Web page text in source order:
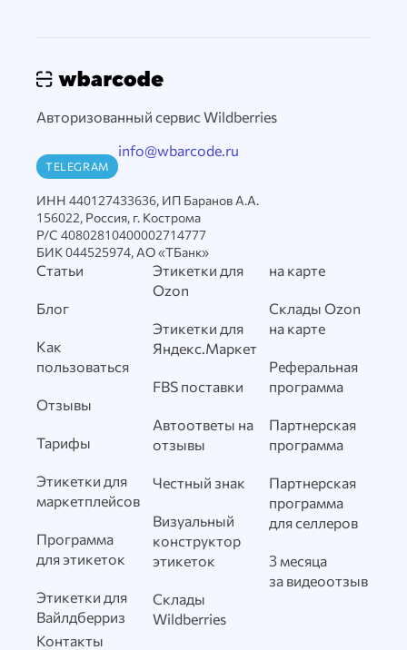
Авторизованный сервис Wildberries
TELEGRAM
info@wbarcode.ru
ИНН 440127433636, ИП Баранов А.А.
156022, Россия, г. Кострома
Р/С 40802810400002714777
БИК 044525974, АО «ТБанк»
Статьи
Блог
Как
пользоваться
Отзывы
Тарифы
Этикетки для
маркетплейсов
Программа
для этикеток
Этикетки для
Вайлдберриз
Этикетки для
Ozon
Этикетки для
Яндекс.Маркет
FBS поставки
Автоответы на
отзывы
Честный знак
Визуальный
конструктор
этикеток
Склады
Wildberries
на карте
Склады Ozon
на карте
Реферальная
программа
Партнерская
программа
Партнерская
программа
для селлеров
3 месяца
за видеоотзыв
Контакты